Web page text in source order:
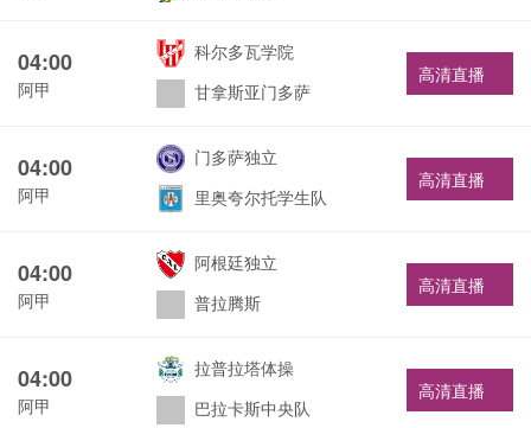
04:00
阿甲
科尔多瓦学院
甘拿斯亚门多萨
高清直播
04:00
阿甲
门多萨独立
里奥夸尔托学生队
高清直播
04:00
阿甲
阿根廷独立
普拉腾斯
高清直播
04:00
阿甲
拉普拉塔体操
巴拉卡斯中央队
高清直播